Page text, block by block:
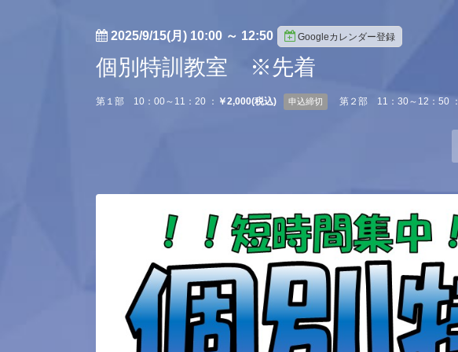
2025/9/15(月) 10:00 ～ 12:50 Googleカレンダー登録
個別特訓教室 ※先着
第１部 10：00～11：20 ： ￥2,000(税込) 申込締切 第２部 11：30～12：50 ：